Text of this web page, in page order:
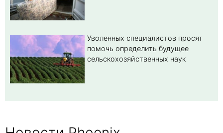
Уволенных специалистов просят
помочь определить будущее
сельскохозяйственных наук